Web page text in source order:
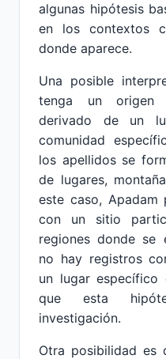
algunas hipótesis
en los contextos
donde aparece.
Una posible
tenga un origen
derivado de un
comunidad
los apellidos se
de lugares,
este caso, Apadam
con un sitio
regiones donde se
no hay registros
un lugar
que esta
investigación.
Otra posibilidad es